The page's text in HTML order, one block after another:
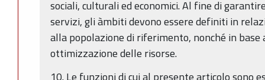
sociali, culturali ed economici. Al fine di
servizi, gli àmbiti devono essere definiti in
alla popolazione di riferimento, nonché in
ottimizzazione delle risorse.